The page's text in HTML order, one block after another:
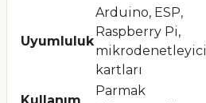
Uyumluluk
Arduino, ESP,
Raspberry Pi,
mikrodenetleyici
kartları
Parmak